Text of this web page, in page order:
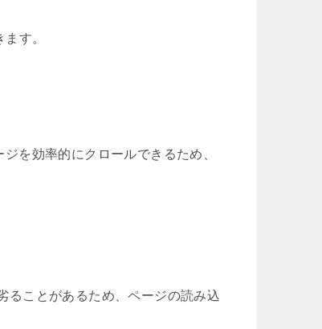
す。
を効率的にクロールできるため、
ることがあるため、ページの読み込